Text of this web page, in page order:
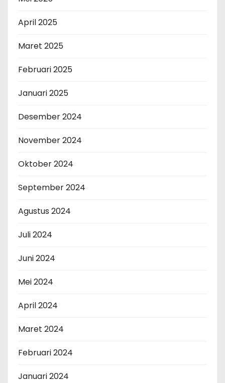
April 2025
Maret 2025
Februari 2025
Januari 2025
Desember 2024
November 2024
Oktober 2024
September 2024
Agustus 2024
Juli 2024
Juni 2024
Mei 2024
April 2024
Maret 2024
Februari 2024
Januari 2024